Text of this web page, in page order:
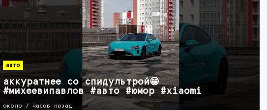
авто
аккуратнее со спидультрой😁
#михеевипавлов #авто #юмор #xiaomi
около 7 часов назад